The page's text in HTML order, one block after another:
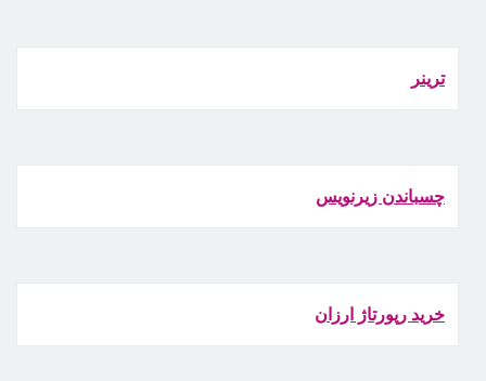
ترينر
چسباندن زيرنويس
خرید رپورتاژ ارزان